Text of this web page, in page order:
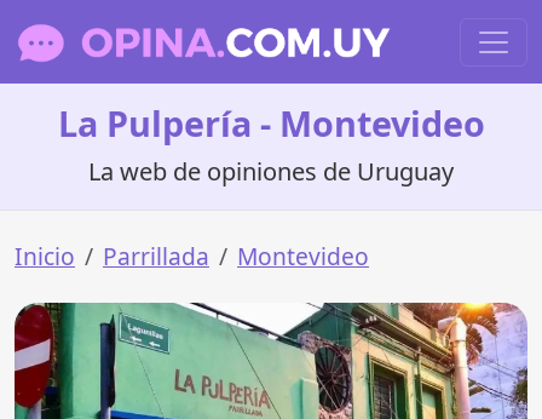
La Pulpería - Montevideo
La web de opiniones de Uruguay
Inicio Parrillada Montevideo